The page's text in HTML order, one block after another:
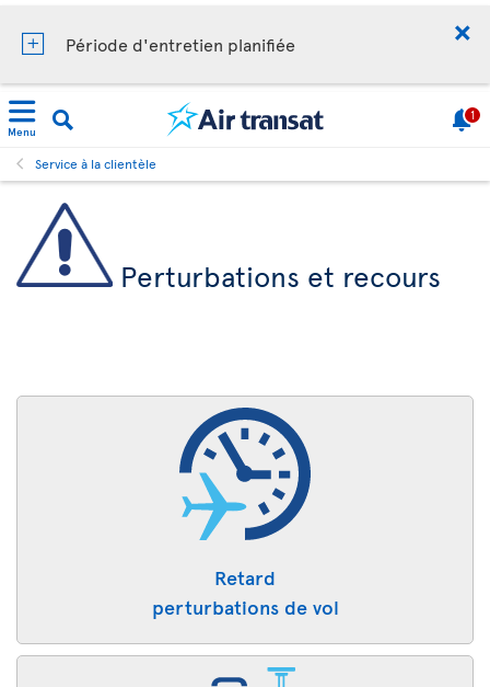
Période d'entretien planifiée
Menu
1
Service à la clientèle
Perturbations et recours
Retard
perturbations de vol